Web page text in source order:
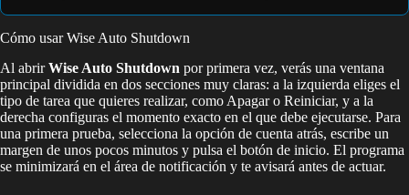
Cómo usar Wise Auto Shutdown
Al abrirWise Auto Shutdown por primera vez, verás una ventana
principal dividida en dos secciones muy claras: a la izquierda eliges el
tipo de tarea que quieres realizar, como Apagar o Reiniciar, y a la
derecha configuras el momento exacto en el que debe ejecutarse. Para
una primera prueba, selecciona la opción de cuenta atrás, escribe un
margen de unos pocos minutos y pulsa el botón de inicio. El programa
se minimizará en el área de notificación y te avisará antes de actuar.